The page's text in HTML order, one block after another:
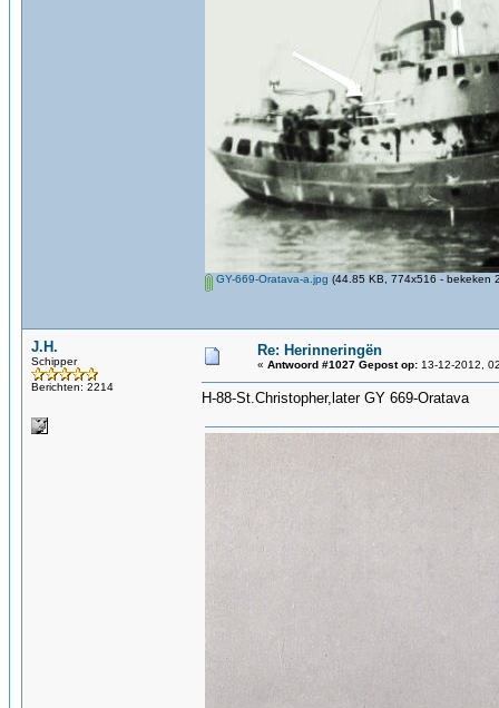
GY-669-Oratava-a.jpg (44.85 KB, 774x516 - bekeken
J.H.
Schipper
Berichten: 2214
Re: Herinneringën
« Antwoord #1027 Gepost op: 13-12-2012,
H-88-St.Christopher,later GY 669-Oratava